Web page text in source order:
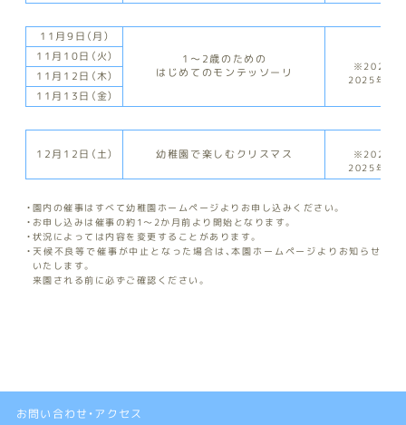
11月9日（月）
1～2歳のための
はじめてのモンテッソーリ ※2024年
2025年4月
11月10日（火）
11月12日（木）
11月13日（金）
12月12日（土） 幼稚園で楽しむクリスマス ※2024年
2025年4月
園内の催事はすべて幼稚園ホームページよりお申し込みください。
お申し込みは催事の約1～2か月前より開始となります。
状況によっては内容を変更することがあります。
天候不良等で催事が中止となった場合は、本園ホームページよりお知らせ
いたします。
来園される前に必ずご確認ください。
お問い合わせ・アクセス